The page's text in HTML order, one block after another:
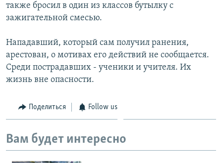
также бросил в один из классов бутылку с
зажигательной смесью.
Нападавший, который сам получил ранения,
арестован, о мотивах его действий не сообщается.
Среди пострадавших - ученики и учителя. Их
жизнь вне опасности.
Поделиться Follow us
Вам будет интересно